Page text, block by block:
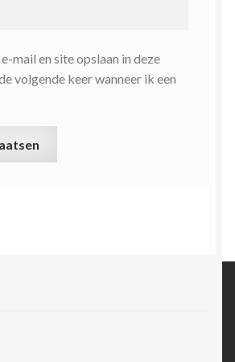
mail en site opslaan in deze
volgende keer wanneer ik een